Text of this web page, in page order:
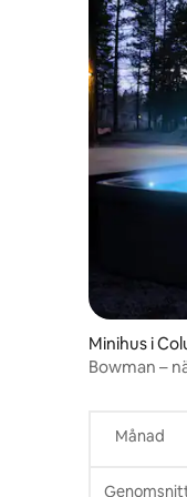
Minihus i
Bowman –
Månad